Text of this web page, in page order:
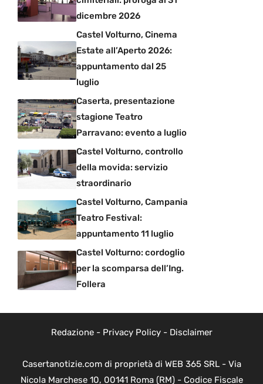
dicembre 2026
Castel Volturno, Cinema
Estate all’Aperto 2026:
appuntamento dal 25
luglio
Caserta, presentazione
stagione Teatro
Parravano: evento a luglio
Castel Volturno, controllo
della movida: servizio
straordinario
Castel Volturno, Campania
Teatro Festival:
appuntamento 11 luglio
Castel Volturno: cordoglio
per la scomparsa dell’Ing.
Follera
Redazione- Privacy Policy- Disclaimer
Casertanotizie.com di proprietà di WEB 365 SRL - Via
Nicola Marchese 10, 00141 Roma (RM) - Codice Fiscale